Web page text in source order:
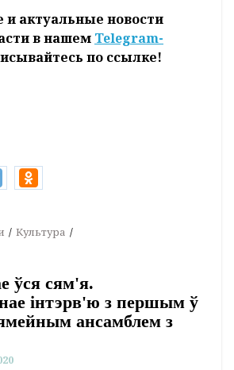
актуальные новости
в нашем Telegram-
по ссылке!
Культура
ўся сям'я.
інтэрв'ю з першым ў
ансамблем з